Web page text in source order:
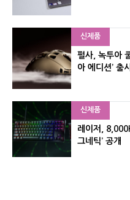
신제품
펄사, 녹투아
아 에디션’ 출시
신제품
레이저,
그네틱’ 공개